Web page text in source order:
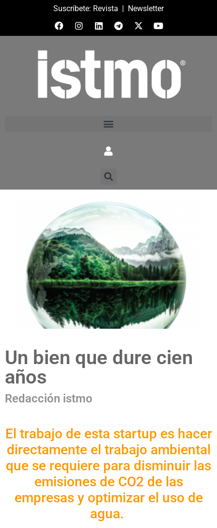
Suscríbete: Revista | Newsletter
Un bien que dure cien
años
Redacción istmo
El trabajo de esta startup es hacer
directamente el trabajo ambiental
que se requiere para disminuir las
emisiones de CO2 de las
empresas y optimizar el uso de
agua.